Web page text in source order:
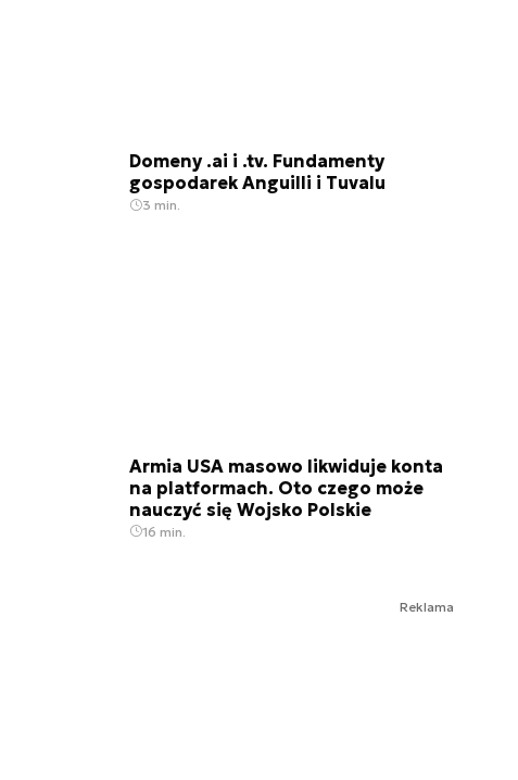
Domeny .ai i .tv. Fundamenty
gospodarek Anguilli i Tuvalu
3 min.
Armia USA masowo likwiduje konta
na platformach. Oto czego może
nauczyć się Wojsko Polskie
16 min.
Reklama